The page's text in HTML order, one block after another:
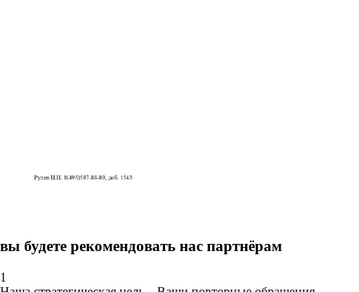
вы будете рекомендовать нас партнёрам
1